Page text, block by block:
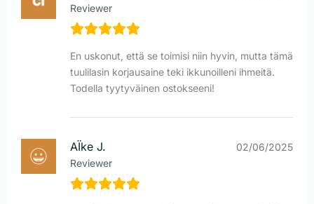
Reviewer
En uskonut, että se toimisi niin hyvin, mutta tämä
tuulilasin korjausaine teki ikkunoilleni ihmeitä.
Todella tyytyväinen ostokseeni!
AÏke J.
Reviewer
02/06/2025